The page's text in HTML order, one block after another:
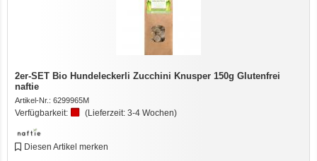
2er-SET Bio Hundeleckerli Zucchini Knusper 150g Glutenfrei
naftie
Artikel-Nr.: 6299965M
Verfügbarkeit: (Lieferzeit:3-4 Wochen)
Diesen Artikel merken